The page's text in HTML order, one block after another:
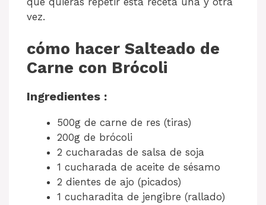
vez.
cómo hacer Salteado de
Carne con Brócoli
Ingredientes :
500g de carne de res (tiras)
200g de brócoli
2 cucharadas de salsa de soja
1 cucharada de aceite de sésamo
2 dientes de ajo (picados)
1 cucharadita de jengibre (rallado)